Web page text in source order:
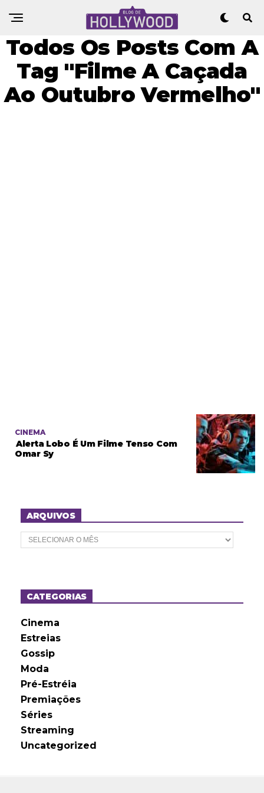
Todos Os Posts Com A
Tag "Filme A Caçada
Ao Outubro Vermelho"
CINEMA
Alerta Lobo É Um Filme Tenso Com
Omar Sy
ARQUIVOS
A
r
o
sCATEGORIAS
Cinema
Estreias
Gossip
Moda
Pré-Estréia
Premiações
Séries
Streaming
Uncategorized